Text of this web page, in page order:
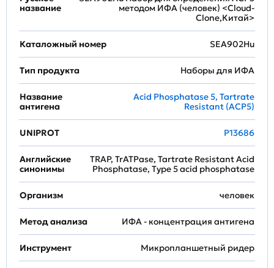
название
методом ИФА (человек) <Cloud-
Clone,Китай>
Каталожный номер SEA902Hu
Тип продукта Наборы для ИФА
Название
антигена
Acid Phosphatase 5, Tartrate
Resistant (ACP5)
UNIPROT P13686
Английские
синонимы
TRAP, TrATPase, Tartrate Resistant Acid
Phosphatase, Type 5 acid phosphatase
Организм человек
Метод анализа ИФА - концентрация антигена
Инструмент Микропланшетный ридер